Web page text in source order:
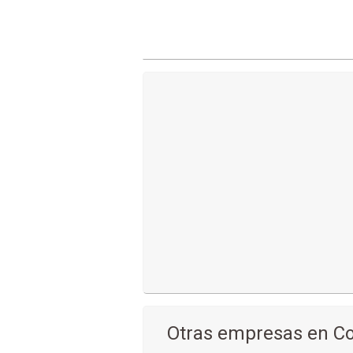
Otras empresas en